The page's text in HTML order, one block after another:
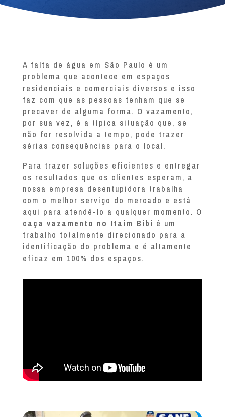
A falta de água em São Paulo é um
problema que acontece em espaços
residenciais e comerciais diversos e isso
faz com que as pessoas tenham que se
precaver de alguma forma. O vazamento,
por sua vez, é a típica situação que, se
não for resolvida a tempo, pode trazer
sérias consequências para o local.
Para trazer soluções eficientes e entregar
os resultados que os clientes esperam, a
nossa empresa desentupidora trabalha
com o melhor serviço do mercado e está
aqui para atendê-lo a qualquer momento. O
caça vazamento no Itaim Bibi é um
trabalho totalmente direcionado para a
identificação do problema e é altamente
eficaz em 100% dos espaços.